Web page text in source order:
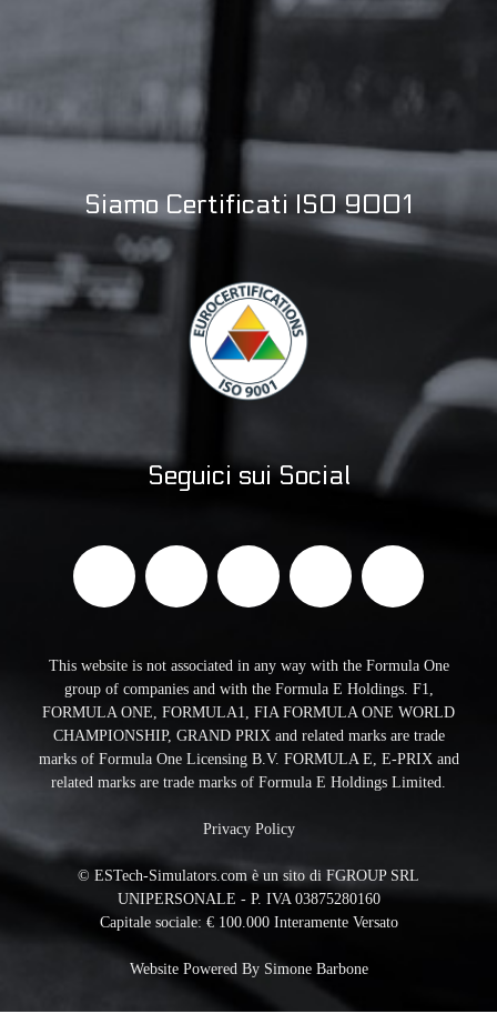
Siamo Certificati ISO 9001
Seguici sui Social
This website is not associated in any way with the Formula One
group of companies and with the Formula E Holdings. F1,
FORMULA ONE, FORMULA1, FIA FORMULA ONE WORLD
CHAMPIONSHIP, GRAND PRIX and related marks are trade
marks of Formula One Licensing B.V. FORMULA E, E-PRIX and
related marks are trade marks of Formula E Holdings Limited.
Privacy Policy
© ESTech-Simulators.com è un sito di FGROUP SRL
UNIPERSONALE - P. IVA 03875280160
Capitale sociale: € 100.000 Interamente Versato
Website Powered By Simone Barbone